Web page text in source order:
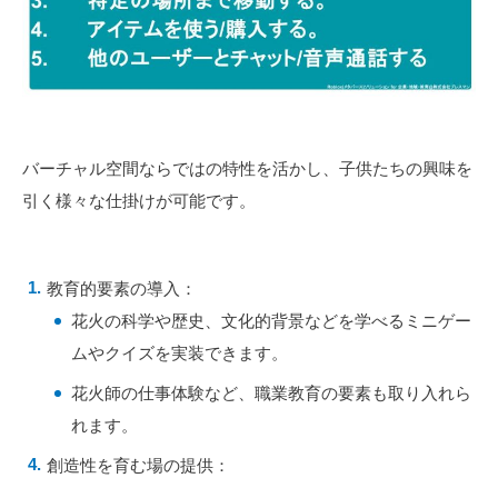
バーチャル空間ならではの特性を活かし、子供たちの興味を
引く様々な仕掛けが可能です。
教育的要素の導入：
花火の科学や歴史、文化的背景などを学べるミニゲー
ムやクイズを実装できます。
花火師の仕事体験など、職業教育の要素も取り入れら
れます。
創造性を育む場の提供：